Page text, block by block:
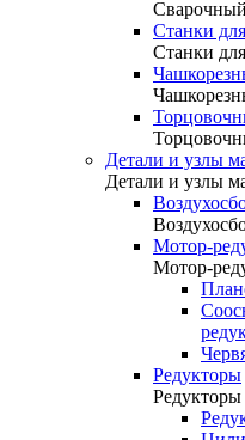
Станки
Станки
Детали и узлы
Детали и узлы
Мотор-
Мотор-
Редукторы
Редукторы